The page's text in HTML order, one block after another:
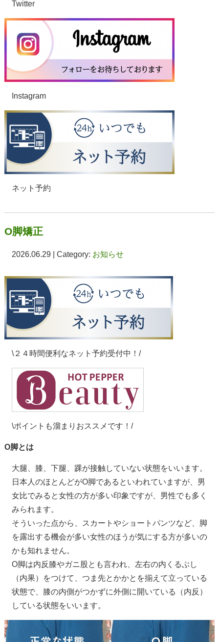
Twitter
Instagram
ネット予約
O脚矯正
2026.06.29 | Category: お知らせ
\２４時間便利なネット予約受付中！/
\ポイントも溜まりおススメです！/
O脚とは
大腿、膝、下腿、踝が接触していない状態をいいます。
日本人のほとんどがO脚であるといわれていますが、男
女比でみると女性の方が多い印象ですが、男性でも多く
みられます。
そういった点から、スカートやショートパンツなど、脚
を露出する機会が多い女性のほうが気にする方が多いの
かも知れません。
O脚は内反膝やガニ股とも言われ、左右の内くるぶし
（内果）をつけて、つま先とかかとを揃えて立っている
状態で、膝の内側がつかずに外側に開いている（内反）
している状態をいいます。